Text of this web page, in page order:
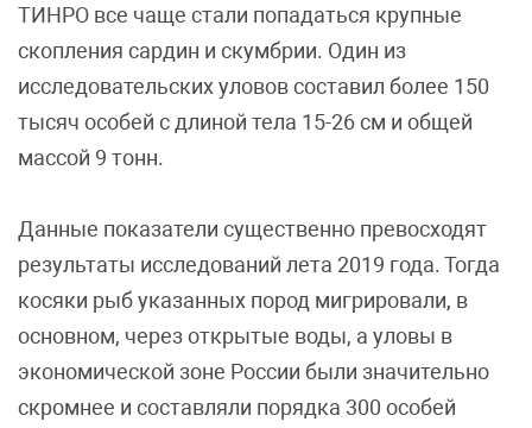
ТИНРО все чаще стали попадаться крупные
скопления сардин и скумбрии. Один из
исследовательских уловов составил более 150
тысяч особей с длиной тела 15-26 см и общей
массой 9 тонн.
Данные показатели существенно превосходят
результаты исследований лета 2019 года. Тогда
косяки рыб указанных пород мигрировали, в
основном, через открытые воды, а уловы в
экономической зоне России были значительно
скромнее и составляли порядка 300 особей